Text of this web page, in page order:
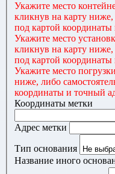
Укажите место
кликнув на карту ниже,
под картой координаты
Укажите место
кликнув на карту ниже,
под картой координаты
Укажите место
ниже, либо
координаты и точный
Координаты метки
Адрес метки
Тип основания
Название иного